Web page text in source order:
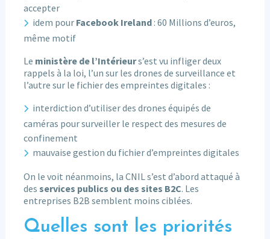
accepter
idem pour Facebook Ireland : 60 Millions d’euros,
même motif
Le ministère de l’Intérieurs’est vu infliger deux
rappels à la loi, l’un sur les drones de surveillance et
l’autre sur le fichier des empreintes digitales :
interdiction d’utiliser des drones équipés de
caméras pour surveiller le respect des mesures de
confinement
mauvaise gestion du fichier d’empreintes digitales
On le voit néanmoins, la CNIL s’est d’abord attaqué à
des services publics ou des sites B2C. Les
entreprises B2B semblent moins ciblées.
Quelles sont les priorités